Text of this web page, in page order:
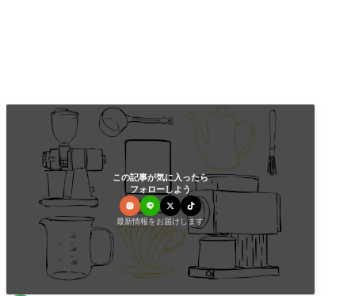
この記事が気に入ったら
フォローしよう
最新情報をお届けします